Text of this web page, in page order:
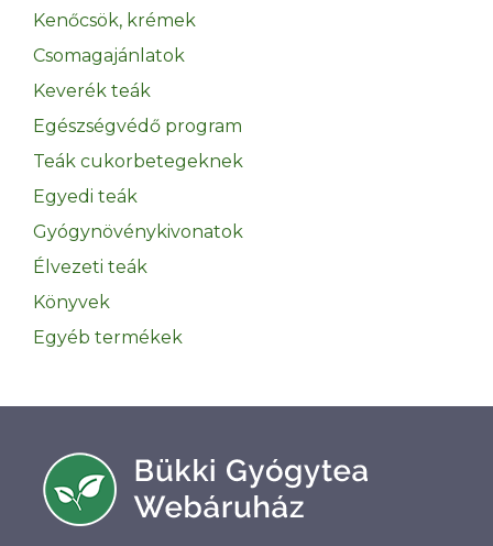
Kenőcsök, krémek
Csomagajánlatok
Keverék teák
Egészségvédő program
Teák cukorbetegeknek
Egyedi teák
Gyógynövénykivonatok
Élvezeti teák
Könyvek
Egyéb termékek